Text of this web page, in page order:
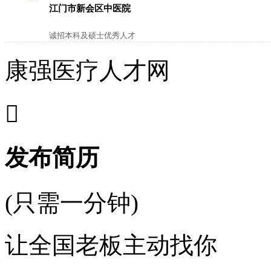
江门市新会区中医院
诚招本科及硕士优秀人才
康强医疗人才网

发布简历
(只需一分钟)
让全国老板主动找你